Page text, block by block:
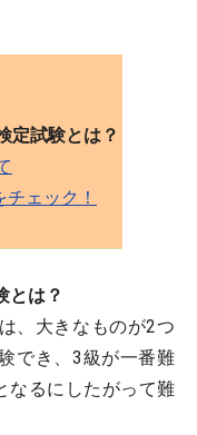
定試験とは？
ェック！
とは？
、大きなものが2つ
でき、3級が一番難
なるにしたがって難